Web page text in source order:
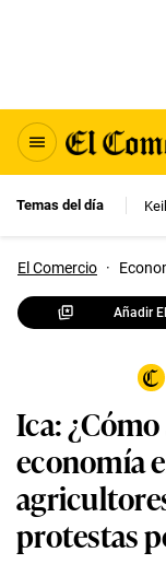
Temas del día
El Comercio ·
Añadir
Ica:
economía
protestas